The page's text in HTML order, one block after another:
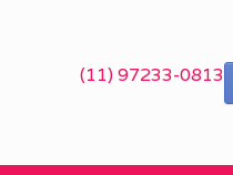
(11) 97233-0813